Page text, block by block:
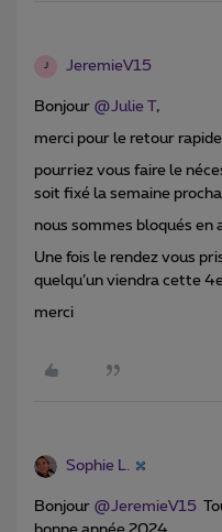
J JeremieV15
Bonjour @Julie T,
merci pour le retour rapide.
pourriez vous faire le
soit fixé la semaine
nous sommes bloqués en
Une fois le rendez vous
quelqu’un viendra cette
merci
Sophie L.
Bonjour @JeremieV15